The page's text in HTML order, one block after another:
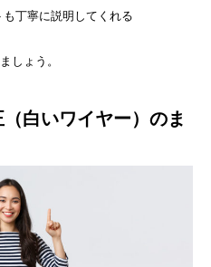
丁寧に説明してくれる
しょう。
白いワイヤー）のま